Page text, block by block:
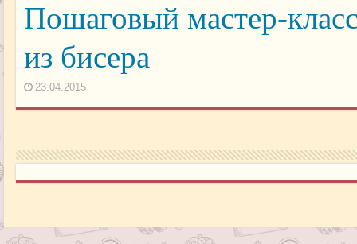
Пошаговый мастер-
из бисера
23.04.2015